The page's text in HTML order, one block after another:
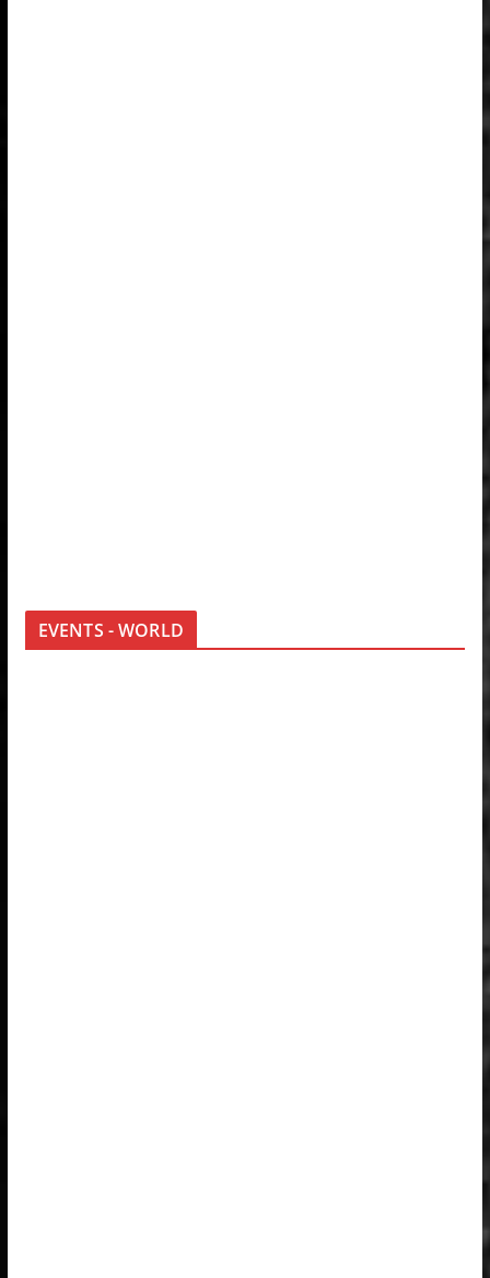
EVENTS - WORLD